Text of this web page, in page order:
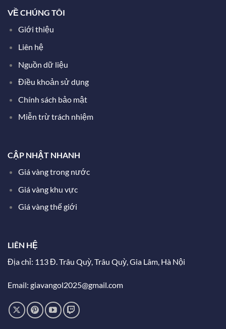
VỀ CHÚNG TÔI
Giới thiệu
Liên hệ
Nguồn dữ liệu
Điều khoản sử dụng
Chính sách bảo mật
Miễn trừ trách nhiệm
CẬP NHẬT NHANH
Giá vàng trong nước
Giá vàng khu vực
Giá vàng thế giới
LIÊN HỆ
Địa chỉ: 113 Đ. Trâu Quỳ, Trâu Quỳ, Gia Lâm, Hà Nội
Email: giavangol2025@gmail.com